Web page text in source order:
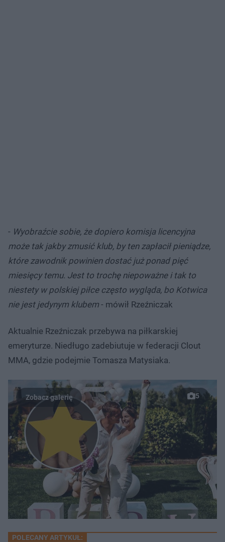
- Wyobraźcie sobie, że dopiero komisja licencyjna
może tak jakby zmusić klub, by ten zapłacił pieniądze,
które zawodnik powinien dostać już ponad pięć
miesięcy temu. Jest to trochę niepoważne i tak to
niestety w polskiej piłce często wygląda, bo Kotwica
nie jest jedynym klubem - mówił Rzeźniczak
Aktualnie Rzeźniczak przebywa na piłkarskiej
emeryturze. Niedługo zadebiutuje w federacji Clout
MMA, gdzie podejmie Tomasza Matysiaka.
5
POLECANY ARTYKUŁ: